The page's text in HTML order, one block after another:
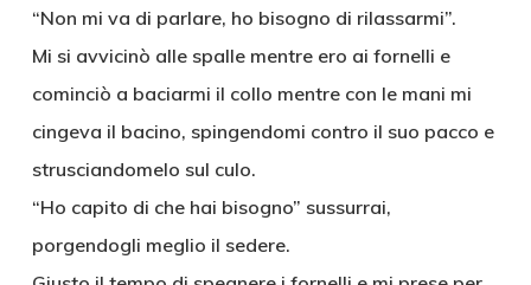
“Non mi va di parlare, ho bisogno di rilassarmi”.
Mi si avvicinò alle spalle mentre ero ai fornelli e
cominciò a baciarmi il collo mentre con le mani mi
cingeva il bacino, spingendomi contro il suo pacco e
strusciandomelo sul culo.
“Ho capito di che hai bisogno” sussurrai,
porgendogli meglio il sedere.